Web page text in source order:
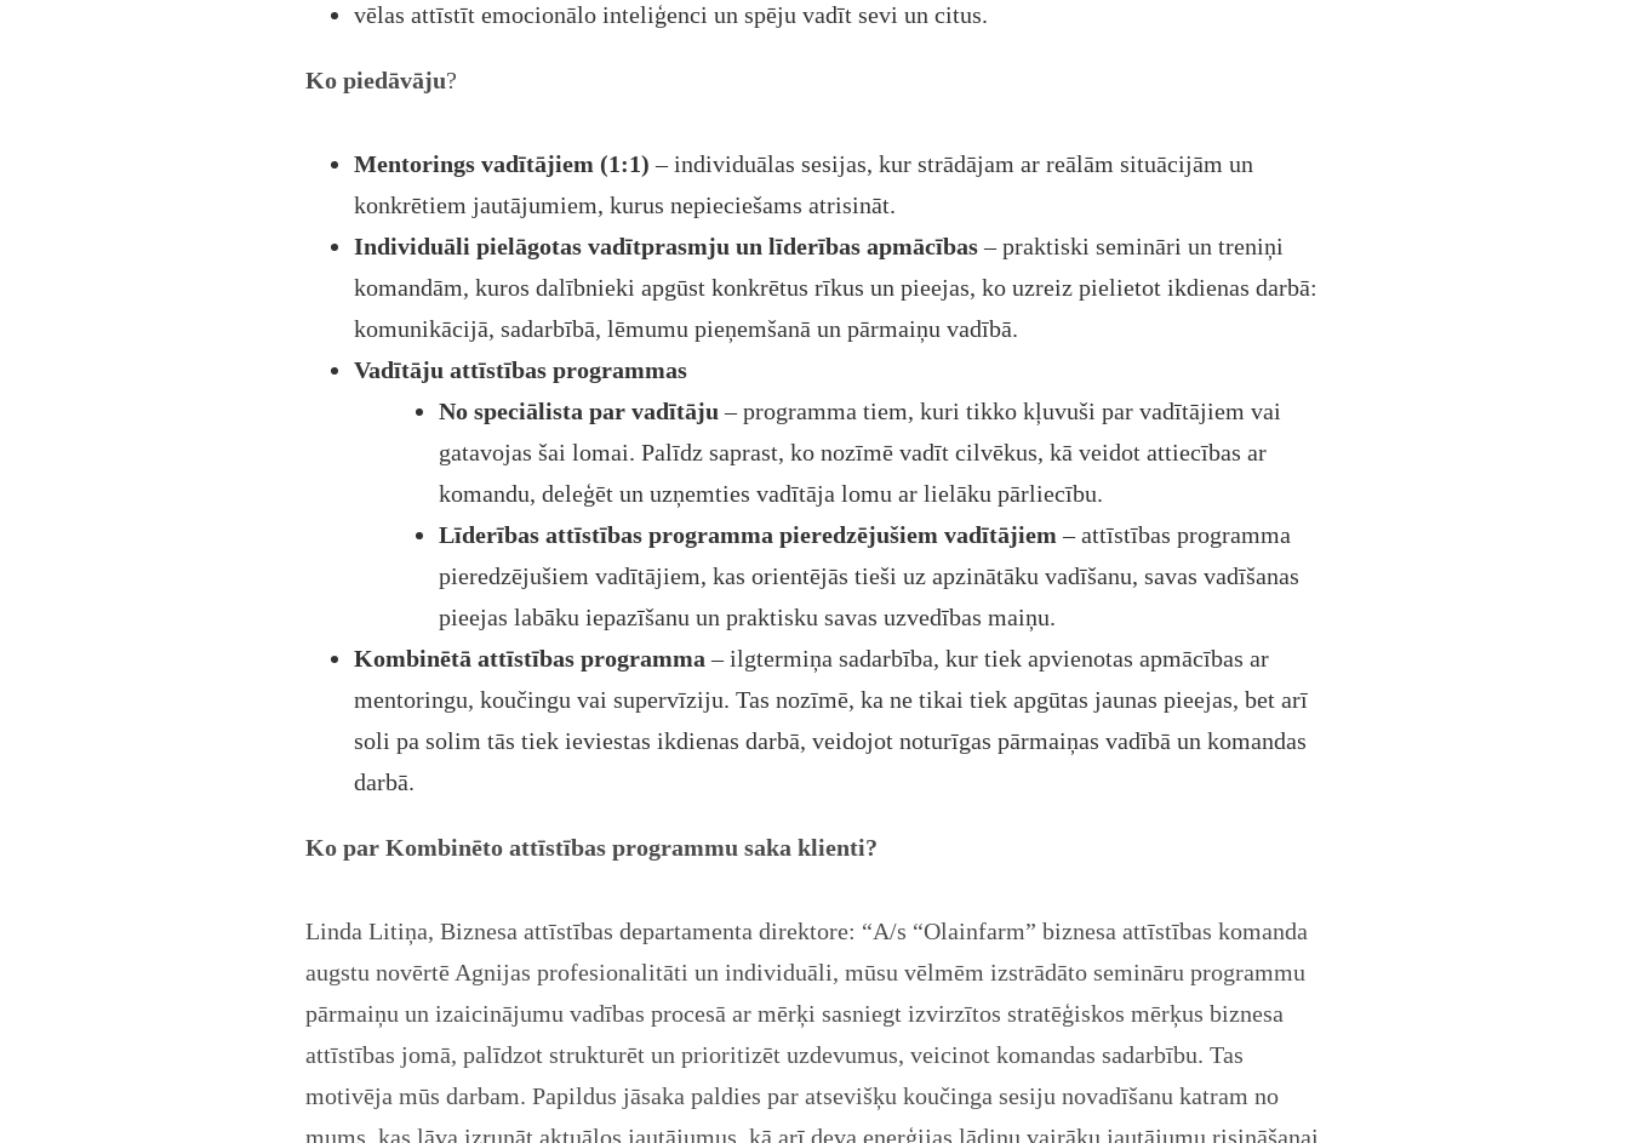
vēlas attīstīt emocionālo inteliģenci un spēju vadīt sevi un citus.
Ko piedāvāju?
Mentorings vadītājiem (1:1)– individuālas sesijas, kur strādājam ar reālām situācijām un
konkrētiem jautājumiem, kurus nepieciešams atrisināt.
Individuāli pielāgotas vadītprasmju un līderības apmācības– praktiski semināri un treniņi
komandām, kuros dalībnieki apgūst konkrētus rīkus un pieejas, ko uzreiz pielietot ikdienas darbā:
komunikācijā, sadarbībā, lēmumu pieņemšanā un pārmaiņu vadībā.
Vadītāju attīstības programmas
No speciālista par vadītāju– programma tiem, kuri tikko kļuvuši par vadītājiem vai
gatavojas šai lomai. Palīdz saprast, ko nozīmē vadīt cilvēkus, kā veidot attiecības ar
komandu, deleģēt un uzņemties vadītāja lomu ar lielāku pārliecību.
Līderības attīstības programma pieredzējušiem vadītājiem– attīstības programma
pieredzējušiem vadītājiem, kas orientējās tieši uz apzinātāku vadīšanu, savas vadīšanas
pieejas labāku iepazīšanu un praktisku savas uzvedības maiņu.
Kombinētā attīstības programma– ilgtermiņa sadarbība, kur tiek apvienotas apmācības ar
mentoringu, koučingu vai supervīziju. Tas nozīmē, ka ne tikai tiek apgūtas jaunas pieejas, bet arī
soli pa solim tās tiek ieviestas ikdienas darbā, veidojot noturīgas pārmaiņas vadībā un komandas
darbā.
Ko par Kombinēto attīstības programmu saka klienti?
Linda Litiņa, Biznesa attīstības departamenta direktore: “A/s “Olainfarm” biznesa attīstības komanda
augstu novērtē Agnijas profesionalitāti un individuāli, mūsu vēlmēm izstrādāto semināru programmu
pārmaiņu un izaicinājumu vadības procesā ar mērķi sasniegt izvirzītos stratēģiskos mērķus biznesa
attīstības jomā, palīdzot strukturēt un prioritizēt uzdevumus, veicinot komandas sadarbību. Tas
motivēja mūs darbam. Papildus jāsaka paldies par atsevišķu koučinga sesiju novadīšanu katram no
mums, kas ļāva izrunāt aktuālos jautājumus, kā arī deva enerģijas lādiņu vairāku jautājumu risināšanai